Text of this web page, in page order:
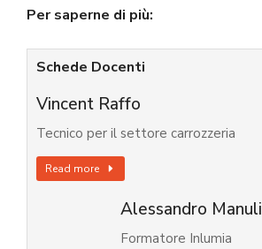
Per saperne di più:
Schede Docenti
Vincent Raffo
Tecnico per il settore carrozzeria
Read more
Alessandro Manuli
Formatore Inlumia